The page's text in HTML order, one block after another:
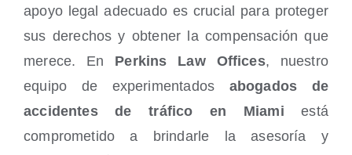
apoyo legal adecuado es crucial para proteger
sus derechos y obtener la compensación que
merece. En Perkins Law Offices, nuestro
equipo de experimentados abogados de
accidentes de tráfico en Miami está
comprometido a brindarle la asesoría y